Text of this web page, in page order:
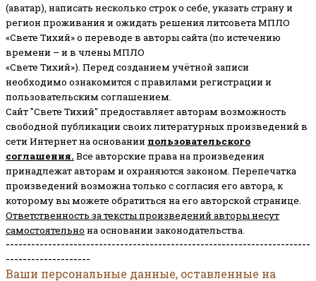
(аватар), написать несколько строк о себе, указать страну и
регион проживания и ожидать решения литсовета МПЛО
«Свете Тихий» о переводе в авторы сайта (по истечению
времени – и в члены МПЛО
«Свете Тихий»). Перед созданием учётной записи
необходимо ознакомится с правилами регистрации и
пользовательским соглашением.
Сайт "Свете Тихий" предоставляет авторам возможность
свободной публикации своих литературных произведений в
сети Интернет на основании пользовательского
соглашения. Все авторские права на произведения
принадлежат авторам и охраняются законом. Перепечатка
произведений возможна только с согласия его автора, к
которому вы можете обратиться на его авторской странице.
Ответственность за тексты произведений авторы несут
самостоятельно на основании законодательства.
------------------------------------------------------------------------
--------------------
Ваши персональные данные, оставленные на